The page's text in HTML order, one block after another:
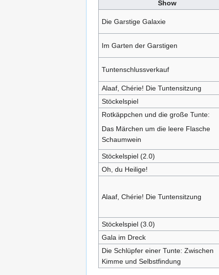
Show
Die Garstige Galaxie
Im Garten der Garstigen
Tuntenschlussverkauf
Alaaf, Chérie! Die Tuntensitzung
Stöckelspiel
Rotkäppchen und die große Tunte:
Das Märchen um die leere Flasche
Schaumwein
Stöckelspiel (2.0)
Oh, du Heilige!
Alaaf, Chérie! Die Tuntensitzung
Stöckelspiel (3.0)
Gala im Dreck
Die Schlüpfer einer Tunte: Zwischen
Kimme und Selbstfindung